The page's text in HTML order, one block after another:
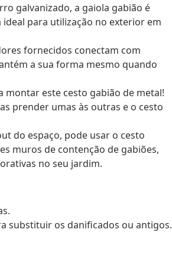
galvanizado, a gaiola gabião é
para utilização no exterior em
fornecidos conectam com
a sua forma mesmo quando
este cesto gabião de metal!
prender umas às outras e o cesto
do espaço, pode usar o cesto
muros de contenção de gabiões,
no seu jardim.
substituir os danificados ou antigos.